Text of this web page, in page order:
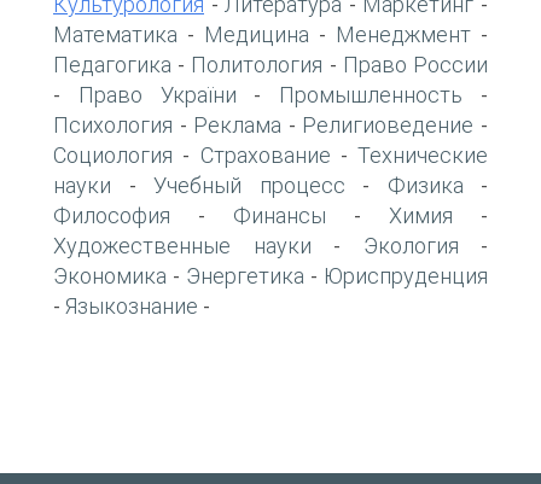
- - -
Математика - Медицина - Менеджмент -
Педагогика - Политология - Право России
- Право України - Промышленность -
Психология - Реклама - Религиоведение -
Социология - Страхование - Технические
науки - Учебный процесс - Физика -
Философия - Финансы - Химия -
Художественные науки - Экология -
Экономика - Энергетика - Юриспруденция
- Языкознание -